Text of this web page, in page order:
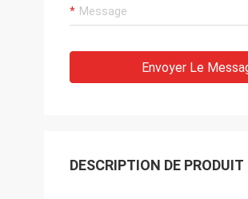
Envoyer Le
DESCRIPTION DE PRODUIT